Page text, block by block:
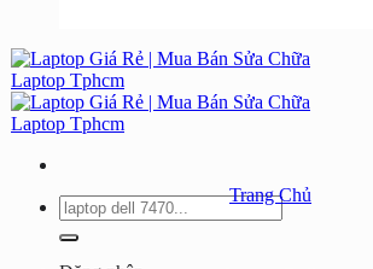
Tìm
kiếm:
Trang Chủ